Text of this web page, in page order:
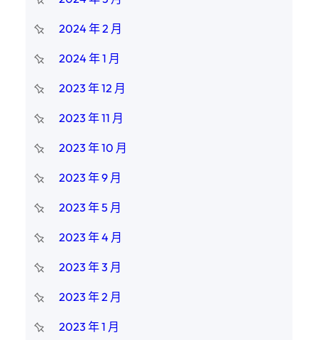
2024 年 2 月
2024 年 1 月
2023 年 12 月
2023 年 11 月
2023 年 10 月
2023 年 9 月
2023 年 5 月
2023 年 4 月
2023 年 3 月
2023 年 2 月
2023 年 1 月